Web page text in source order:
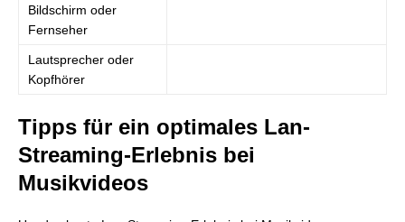
Bildschirm oder
Fernseher
Lautsprecher oder
Kopfhörer
Tipps für ein optimales Lan-
Streaming-Erlebnis bei
Musikvideos